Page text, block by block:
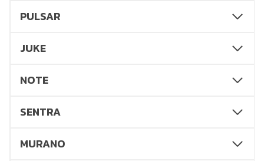
PULSAR
JUKE
NOTE
SENTRA
MURANO